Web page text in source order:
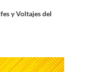
y Voltajes del